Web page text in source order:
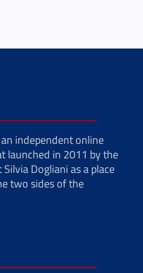
independent online
launched in 2011 by the
Dogliani as a place
two sides of the